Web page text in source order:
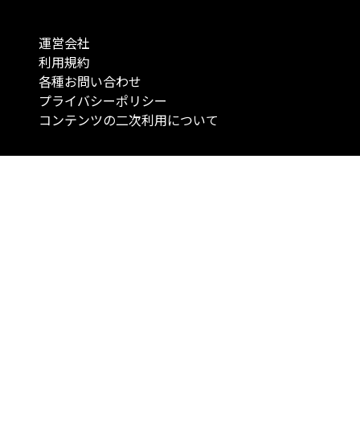
運営会社
利用規約
各種お問い合わせ
プライバシーポリシー
コンテンツの二次利用について